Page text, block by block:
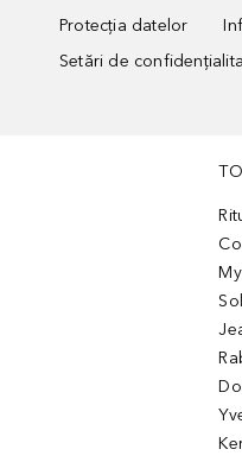
Protecția datelor
Setări de